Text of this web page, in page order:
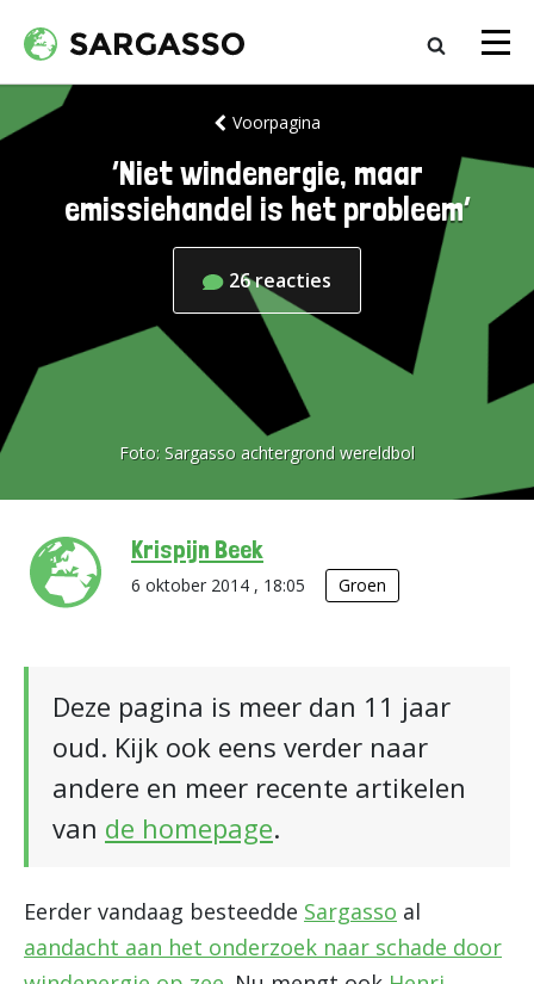
Voorpagina
‘Niet windenergie, maar
emissiehandel is het probleem’
26reacties
Foto: Sargasso achtergrond wereldbol
Krispijn Beek
6 oktober 2014 , 18:05 Groen
Deze pagina is meer dan 11 jaar
oud. Kijk ook eens verder naar
andere en meer recente artikelen
van de homepage.
Eerder vandaag besteedde Sargasso al
aandacht aan het onderzoek naar schade door